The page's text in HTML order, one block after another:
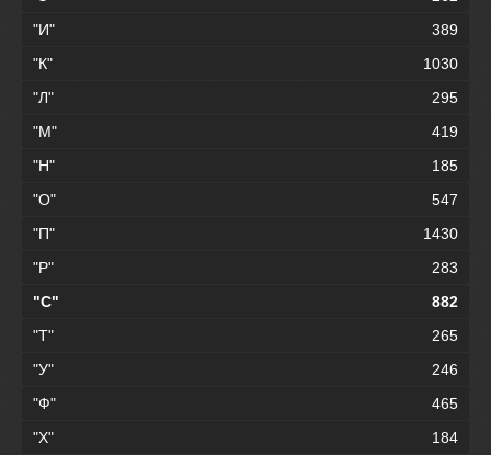
"И"
389
"К"
1030
"Л"
295
"М"
419
"Н"
185
"О"
547
"П"
1430
"Р"
283
"С"
882
"Т"
265
"У"
246
"Ф"
465
"Х"
184